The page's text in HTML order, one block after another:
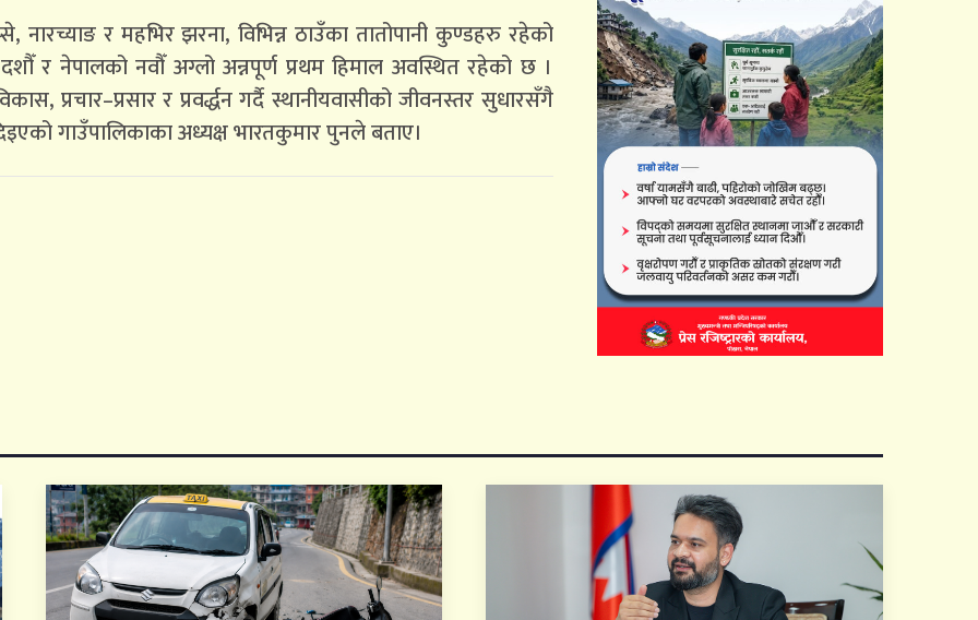
नारच्याङ र महभिर झरना, विभिन्न ठाउँका तातोपानी कुण्डहरु रहेको
र नेपालको नवौँ अग्लो अन्नपूर्ण प्रथम हिमाल अवस्थित रहेको छ ।
प्रचार–प्रसार र प्रवर्द्धन गर्दै स्थानीयवासीको जीवनस्तर सुधारसँगै
गाउँपालिकाका अध्यक्ष भारतकुमार पुनले बताए।